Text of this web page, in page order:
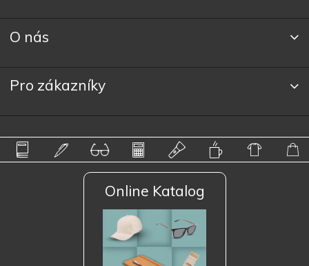
O nás
Pro zákazníky
Online Katalog